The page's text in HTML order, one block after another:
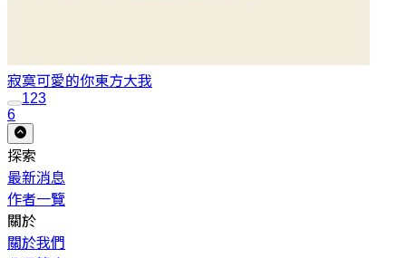
寂寞可愛的你東方大我
123
6
探索
最新消息
作者一覽
關於
關於我們